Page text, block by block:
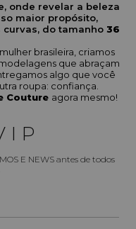
onde revelar a beleza
maior propósito,
do tamanho 36
brasileira, criamos
que abraçam
algo que você
roupa: confiança.
Couture agora mesmo!
E NEWS antes de todos